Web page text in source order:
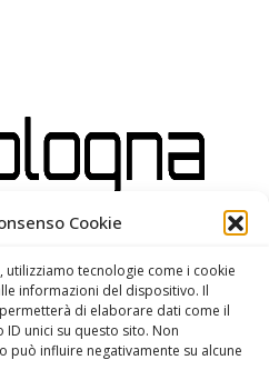
Cookie
tecnologie come i cookie
informazioni del dispositivo. Il
di elaborare dati come il
unici su questo sito. Non
può influire negativamente su alcune